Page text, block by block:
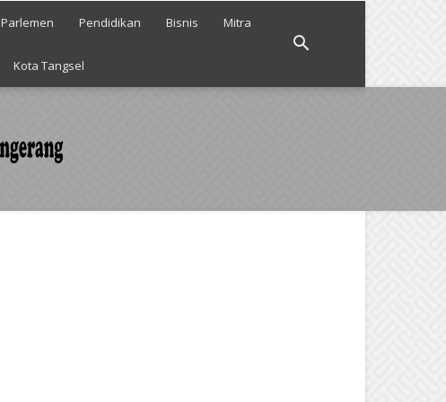
Parlemen Pendidikan Bisnis Mitra
Kota Tangsel